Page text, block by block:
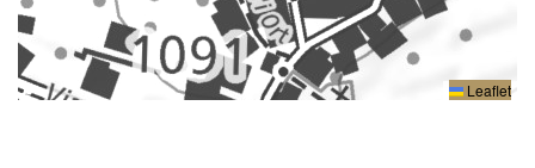
Leaflet